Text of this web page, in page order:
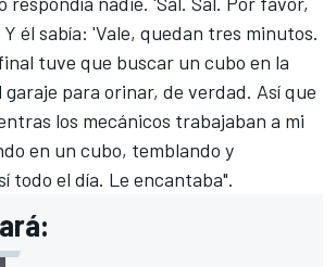
él sabía: 'Vale, quedan tres minutos.
tuve que buscar un cubo en la
para orinar, de verdad. Así que
los mecánicos trabajaban a mi
en un cubo, temblando y
todo el día. Le encantaba".